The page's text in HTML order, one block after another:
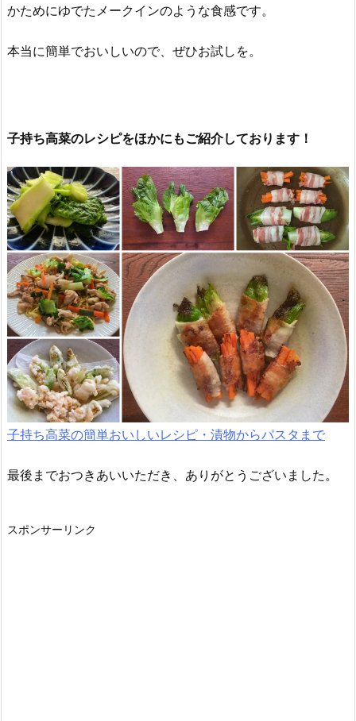
かためにゆでたメークインのような食感です。
本当に簡単でおいしいので、ぜひお試しを。
子持ち高菜のレシピをほかにもご紹介しております！
子持ち高菜の簡単おいしいレシピ・漬物からパスタまで
最後までおつきあいいただき、ありがとうございました。
スポンサーリンク